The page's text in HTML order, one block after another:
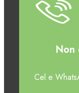
Non
Cel e